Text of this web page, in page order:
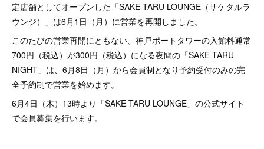
定店舗としてオープンした「SAKE TARU LOUNGE（サケタルラ
ウンジ）」は6月1日（月）に営業を再開しました。
このたびの営業再開にともない、神戸ポートタワーの入館料通常
700円（税込）が300円（税込）になる夜間の「SAKE TARU
NIGHT」は、6月8日（月）から会員制となり予約受付のみの完
全予約制で営業を始めます。
6月4日（木）13時より「SAKE TARU LOUNGE」の公式サイト
で会員募集を行います。